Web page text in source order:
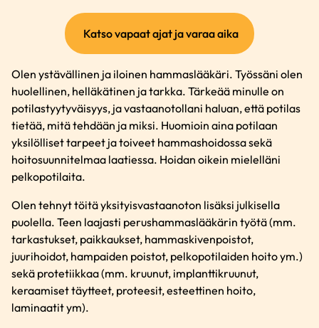
Katso vapaat ajat ja varaa aika(ulkoinen
linkki)
Olen ystävällinen ja iloinen hammaslääkäri. Työssäni olen
huolellinen, helläkätinen ja tarkka. Tärkeää minulle on
potilastyytyväisyys, ja vastaanotollani haluan, että potilas
tietää, mitä tehdään ja miksi. Huomioin aina potilaan
yksilölliset tarpeet ja toiveet hammashoidossa sekä
hoitosuunnitelmaa laatiessa. Hoidan oikein mielelläni
pelkopotilaita.
Olen tehnyt töitä yksityisvastaanoton lisäksi julkisella
puolella. Teen laajasti perushammaslääkärin työtä (mm.
tarkastukset, paikkaukset, hammaskivenpoistot,
juurihoidot, hampaiden poistot, pelkopotilaiden hoito ym.)
sekä protetiikkaa (mm. kruunut, implanttikruunut,
keraamiset täytteet, proteesit, esteettinen hoito,
laminaatit ym).